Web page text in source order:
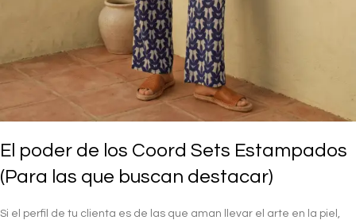
El poder de los Coord Sets Estampados
(Para las que buscan destacar)
Si el perfil de tu clienta es de las que aman llevar el arte en la piel,